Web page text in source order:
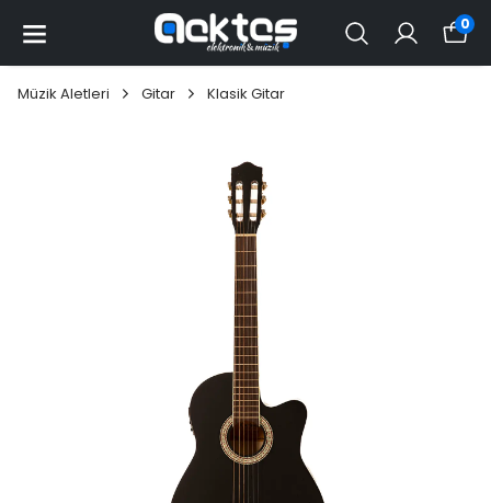
0
Müzik Aletleri Gitar Klasik Gitar